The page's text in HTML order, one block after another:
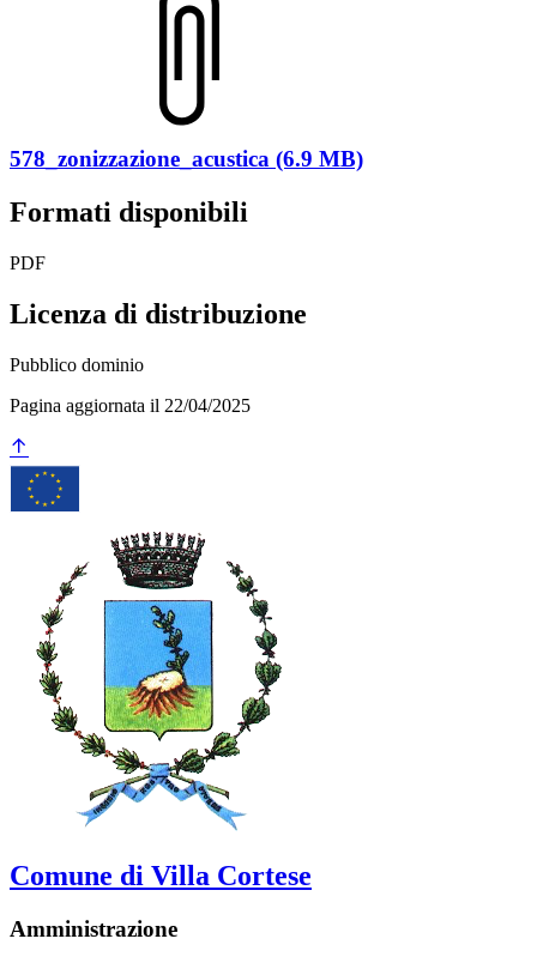
578_zonizzazione_acustica (6.9 MB)
Formati disponibili
PDF
Licenza di distribuzione
Pubblico dominio
Pagina aggiornata il 22/04/2025
Comune di Villa Cortese
Amministrazione